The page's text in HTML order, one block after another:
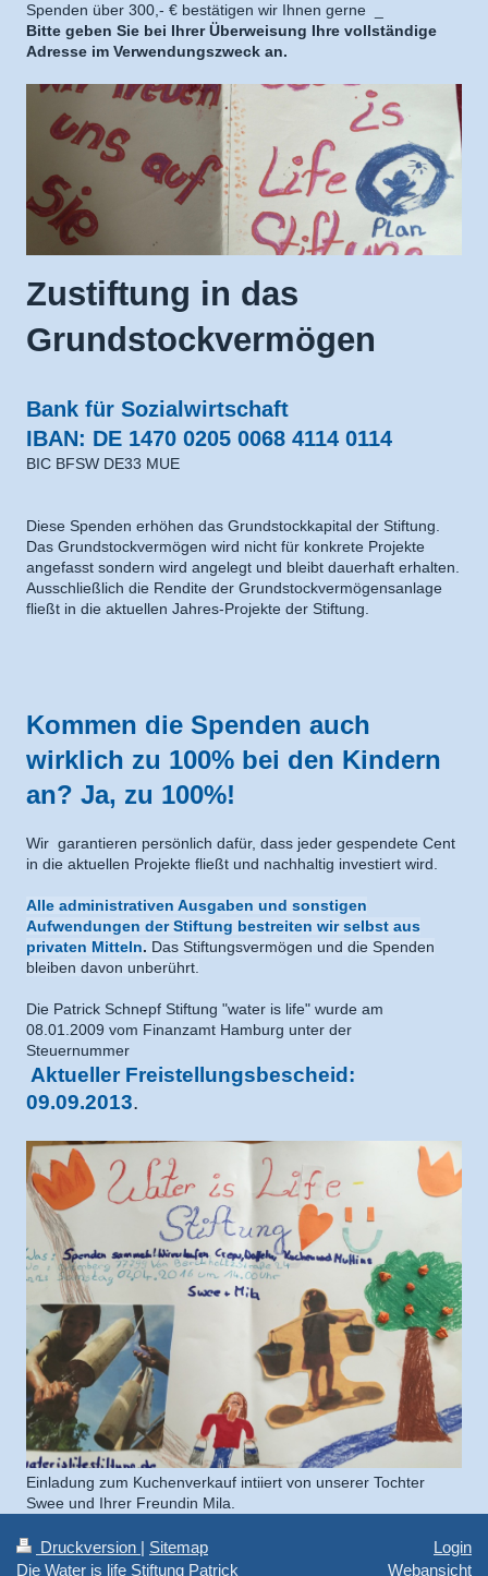
Spenden über 300,- € bestätigen wir Ihnen gerne _
Bitte geben Sie bei Ihrer Überweisung Ihre vollständige
Adresse im Verwendungszweck an.
Zustiftung in das
Grundstockvermögen
Bank für Sozialwirtschaft
IBAN: DE 1470 0205 0068 4114 0114
BIC BFSW DE33 MUE
Diese Spenden erhöhen das Grundstockkapital der Stiftung.
Das Grundstockvermögen wird nicht für konkrete Projekte
angefasst sondern wird angelegt und bleibt dauerhaft erhalten.
Ausschließlich die Rendite der Grundstockvermögensanlage
fließt in die aktuellen Jahres-Projekte der Stiftung.
Kommen die Spenden auch
wirklich zu 100% bei den Kindern
an? Ja, zu 100%!
Wir garantieren persönlich dafür, dass jeder gespendete Cent
in die aktuellen Projekte fließt und nachhaltig investiert wird.
Alle administrativen Ausgaben und sonstigen
Aufwendungen der Stiftung bestreiten wir selbst aus
privaten Mitteln. Das Stiftungsvermögen und die Spenden
bleiben davon unberührt.
Die Patrick Schnepf Stiftung "water is life" wurde am
08.01.2009 vom Finanzamt Hamburg unter der
Steuernummer
Aktueller Freistellungsbescheid:
09.09.2013.
Einladung zum Kuchenverkauf intiiert von unserer Tochter
Swee und Ihrer Freundin Mila.
Druckversion | Sitemap
Die Water is life Stiftung Patrick
Login
Webansicht